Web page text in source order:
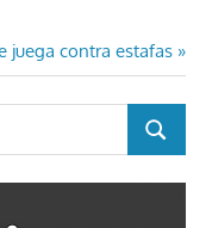
juega contra estafas
BUSCAR